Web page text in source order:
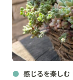
感じるを楽しむ